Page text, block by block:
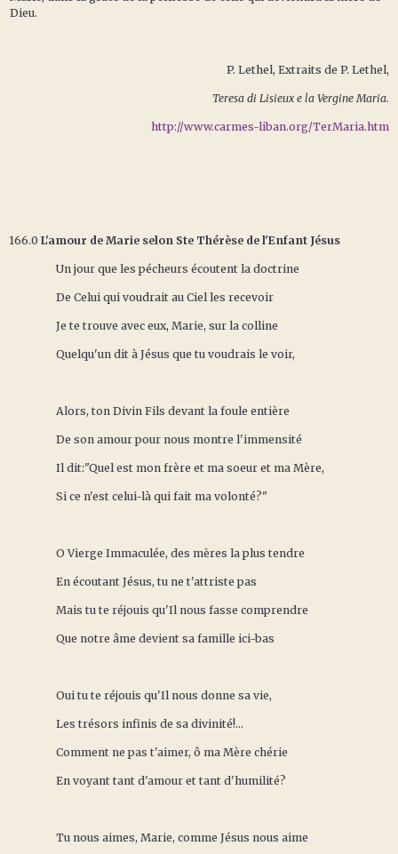
Dieu.
P. Lethel, Extraits de P. Lethel,
Teresa di Lisieux e la Vergine Maria.
http://www.carmes-liban.org/TerMaria.htm
166.0 L'amour de Marie selon Ste Thérèse de l'Enfant Jésus
Un jour que les pécheurs écoutent la doctrine
De Celui qui voudrait au Ciel les recevoir
Je te trouve avec eux, Marie, sur la colline
Quelqu'un dit à Jésus que tu voudrais le voir,
Alors, ton Divin Fils devant la foule entière
De son amour pour nous montre l'immensité
Il dit:"Quel est mon frère et ma soeur et ma Mère,
Si ce n'est celui-là qui fait ma volonté?"
O Vierge Immaculée, des mères la plus tendre
En écoutant Jésus, tu ne t'attriste pas
Mais tu te réjouis qu'Il nous fasse comprendre
Que notre âme devient sa famille ici-bas
Oui tu te réjouis qu'Il nous donne sa vie,
Les trésors infinis de sa divinité!...
Comment ne pas t'aimer, ô ma Mère chérie
En voyant tant d'amour et tant d'humilité?
Tu nous aimes, Marie, comme Jésus nous aime